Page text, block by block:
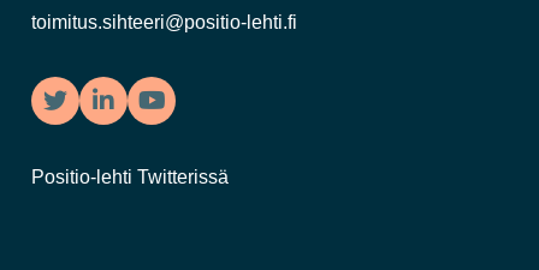
toimitus.sihteeri@positio-lehti.fi
TwitterLinkedInYouTube
Positio-lehti Twitterissä